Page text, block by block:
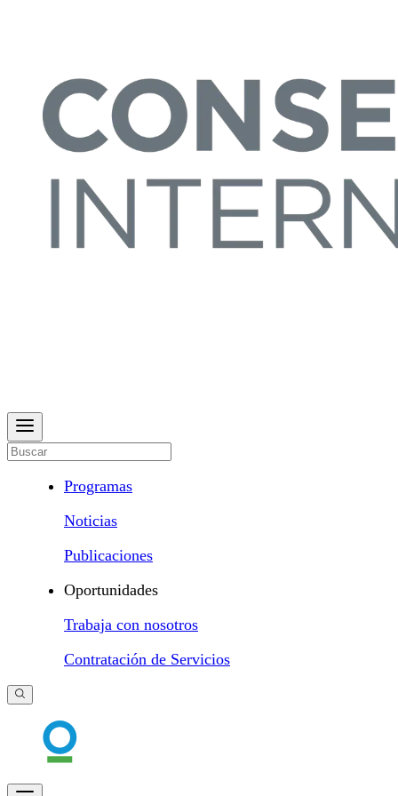
Programas
Noticias
Publicaciones
Oportunidades
Trabaja con nosotros
Contratación de Servicios